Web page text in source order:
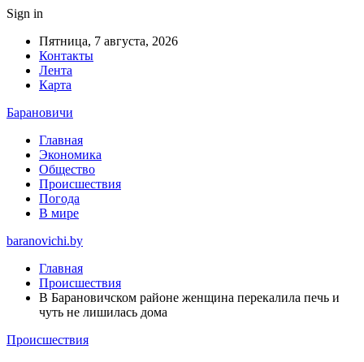
Sign in
Пятница, 7 августа, 2026
Контакты
Лента
Карта
Барановичи
Главная
Экономика
Общество
Происшествия
Погода
В мире
baranovichi.by
Главная
Происшествия
В Барановичском районе женщина перекалила печь и
чуть не лишилась дома
Происшествия